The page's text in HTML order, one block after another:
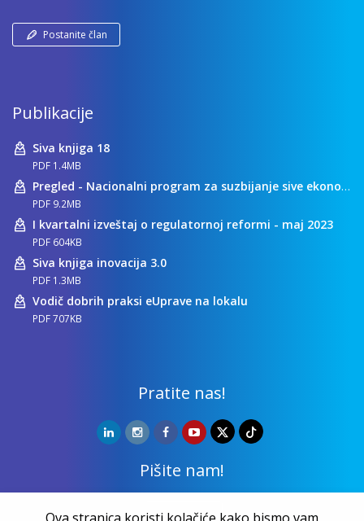
Postanite član
Publikacije
Siva knjiga 18
PDF 1.4MB
Pregled - Nacionalni program za suzbijanje sive ekonomije
PDF 9.2MB
I kvartalni izveštaj o regulatornoj reformi - maj 2023
PDF 604KB
Siva knjiga inovacija 3.0
PDF 1.3MB
Vodič dobrih praksi eUprave na lokalu
PDF 707KB
Pratite nas!
Pišite nam!
Kontakt